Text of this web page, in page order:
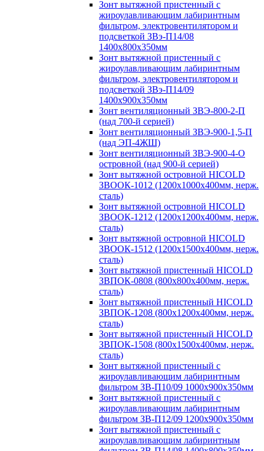
Зонт вытяжной пристенный с
жироулавливающим лабиринтным
фильтром, электровентилятором и
подсветкой ЗВэ-П14/08
1400х800х350мм
Зонт вытяжной пристенный с
жироулавливающим лабиринтным
фильтром, электровентилятором и
подсветкой ЗВэ-П14/09
1400х900х350мм
Зонт вентиляционный ЗВЭ-800-2-П
(над 700-й серией)
Зонт вентиляционный ЗВЭ-900-1,5-П
(над ЭП-4ЖШ)
Зонт вентиляционный ЗВЭ-900-4-О
островной (над 900-й серией)
Зонт вытяжной островной HICOLD
ЗВООК-1012 (1200х1000х400мм, нерж.
сталь)
Зонт вытяжной островной HICOLD
ЗВООК-1212 (1200x1200x400мм, нерж.
сталь)
Зонт вытяжной островной HICOLD
ЗВООК-1512 (1200х1500х400мм, нерж.
сталь)
Зонт вытяжной пристенный HICOLD
ЗВПОК-0808 (800х800х400мм, нерж.
сталь)
Зонт вытяжной пристенный HICOLD
ЗВПОК-1208 (800х1200х400мм, нерж.
сталь)
Зонт вытяжной пристенный HICOLD
ЗВПОК-1508 (800х1500х400мм, нерж.
сталь)
Зонт вытяжной пристенный с
жироулавливающим лабиринтным
фильтром ЗВ-П10/09 1000х900х350мм
Зонт вытяжной пристенный с
жироулавливающим лабиринтным
фильтром ЗВ-П12/09 1200х900х350мм
Зонт вытяжной пристенный с
жироулавливающим лабиринтным